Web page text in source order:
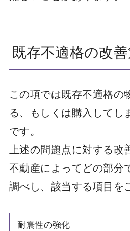
既存不適格の改
この項では既存不適格の
る、もしくは購入してし
です。
上述の問題点に対する改
不動産によってどの部分
調べし、該当する項目を
耐震性の強化